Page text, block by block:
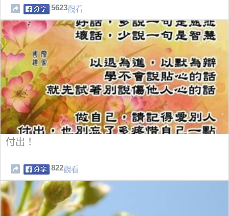
5623觀看
付出！
822觀看